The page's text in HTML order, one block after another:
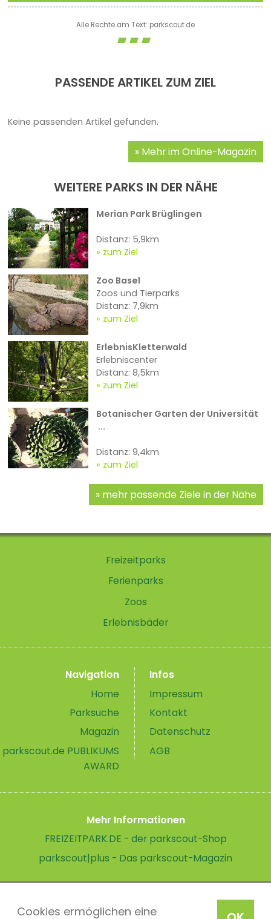
Cookies ermöglichen eine
Alle Rechte am Text: parkscout.de
PASSENDE ARTIKEL ZUM ZIEL
Keine passenden Artikel gefunden.
Mehr im Online-Magazin
WEITERE PARKS IN DER NÄHE
Merian Park Brüglingen
Distanz: 5,9km
zum Ziel
Zoo Basel
Zoos und Tierparks
Distanz: 7,9km
zum Ziel
ErlebnisKletterwald
Erlebniscenter
Distanz: 8,5km
zum Ziel
Botanischer Garten der Universität
...
Distanz: 9,4km
zum Ziel
mehr passende Ziele in der Nähe
Freizeitparks
Ferienparks
Zoos
Erlebnisbäder
Navigation
Home
Parksuche
Magazin
parkscout.de PUBLIKUMS
AWARD
Infos
Impressum
Kontakt
Datenschutz
AGB
Mehr Informationen
FREIZEITPARK.DE - der parkscout-Shop
parkscout|plus - Das parkscout-Magazin